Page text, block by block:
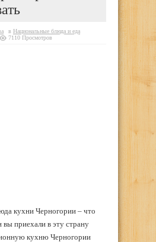
в Национальные блюда и еда
7110 Просмотров
кухни Черногории – что
вы приехали в эту страну
кухню Черногории